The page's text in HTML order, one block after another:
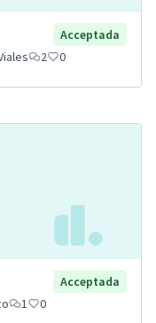
Acceptada
2 0
Acceptada
1 0